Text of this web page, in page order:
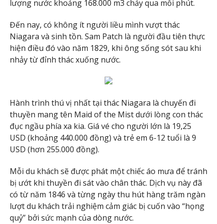
lượng nước khoảng 168.000 m3 chảy qua mỗi phút.
Đến nay, có không ít người liều mình vượt thác
Niagara và sinh tồn. Sam Patch là người đầu tiên thực
hiện điều đó vào năm 1829, khi ông sống sót sau khi
nhảy từ đỉnh thác xuống nước.
Hành trình thú vị nhất tại thác Niagara là chuyến đi
thuyền mang tên Maid of the Mist dưới lòng con thác
đục ngầu phía xa kia. Giá vé cho người lớn là 19,25
USD (khoảng 440.000 đồng) và trẻ em 6-12 tuổi là 9
USD (hơn 255.000 đồng).
Mỗi du khách sẽ được phát một chiếc áo mưa để tránh
bị ướt khi thuyền đi sát vào chân thác. Dịch vụ này đã
có từ năm 1846 và từng ngày thu hút hàng trăm ngàn
lượt du khách trải nghiệm cảm giác bị cuốn vào “họng
quỷ” bởi sức mạnh của dòng nước.